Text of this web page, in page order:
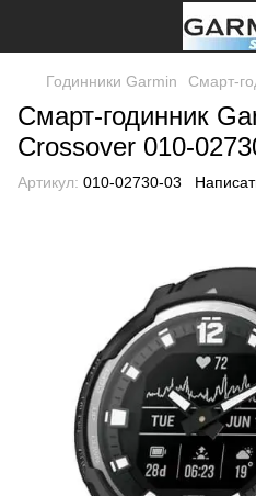
Годинники Garmin Смарт-
Смарт-годинник
Crossover 010-
Артикул: 010-02730-03